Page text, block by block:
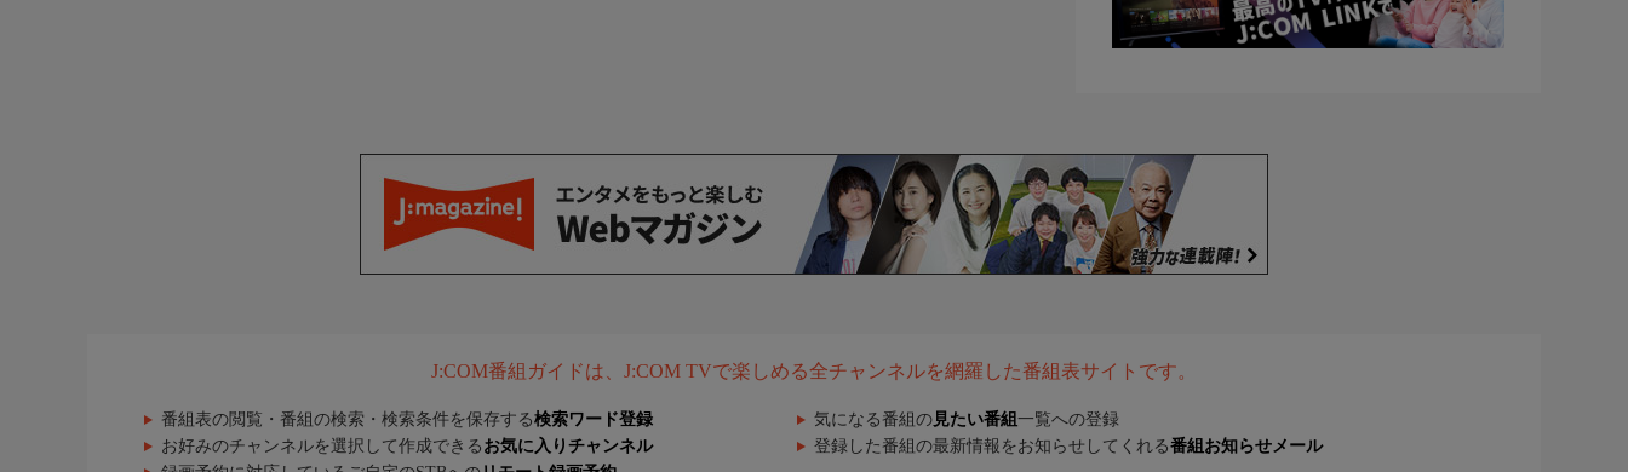
J:COM番組ガイドは、J:COM TVで楽しめる全チャンネルを網羅した番組表サイトです。
番組表の閲覧・番組の検索・検索条件を保存する検索ワード登録 気になる番組の 見たい番組 一覧への登録
お好みのチャンネルを選択して作成できる お気に入りチャンネル 登録した番組の最新情報をお知らせしてくれる番組お知らせメール